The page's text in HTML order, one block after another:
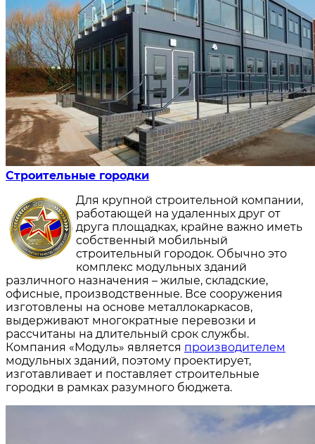
Строительные городки
Для крупной строительной компании,
работающей на удаленных друг от
друга площадках, крайне важно иметь
собственный мобильный
строительный городок. Обычно это
комплекс модульных зданий
различного назначения – жилые, складские,
офисные, производственные. Все сооружения
изготовлены на основе металлокаркасов,
выдерживают многократные перевозки и
рассчитаны на длительный срок службы.
Компания «Модуль» является производителем
модульных зданий, поэтому проектирует,
изготавливает и поставляет строительные
городки в рамках разумного бюджета.